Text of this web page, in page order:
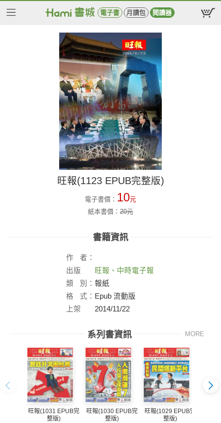
電子書 月讀包 閱讀器
旺報(1123 EPUB完整版)
電子書價： 10元
紙本書價： 20元
書籍資訊
作
者：
出版
社：
旺報、中時電子報
類
別： 報紙
格
式： Epub 流動版
上架
2014/11/22
系列書資訊 MORE
旺報(1031 EPUB完
整版)
旺報(1030 EPUB完
整版)
旺報(1029 EPUB完
整版)